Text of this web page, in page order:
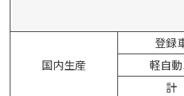
国内生産
登録
軽自
計